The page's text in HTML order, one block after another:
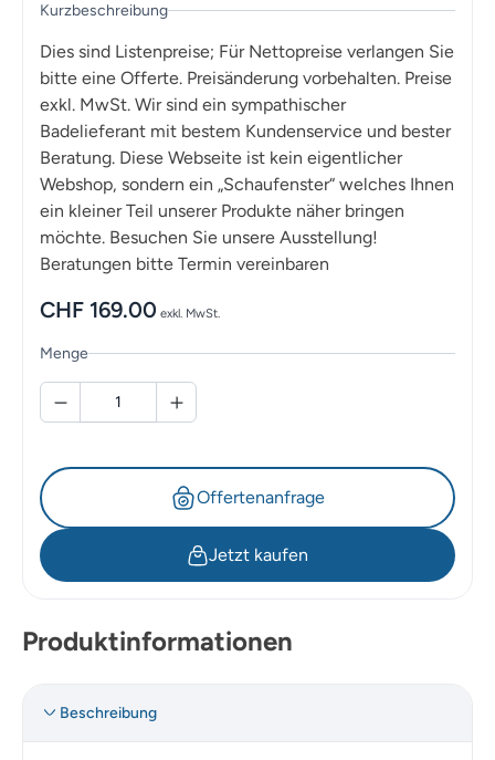
Kurzbeschreibung
Dies sind Listenpreise; Für Nettopreise verlangen Sie
bitte eine Offerte. Preisänderung vorbehalten. Preise
exkl. MwSt. Wir sind ein sympathischer
Badelieferant mit bestem Kundenservice und bester
Beratung. Diese Webseite ist kein eigentlicher
Webshop, sondern ein „Schaufenster“ welches Ihnen
ein kleiner Teil unserer Produkte näher bringen
möchte. Besuchen Sie unsere Ausstellung!
Beratungen bitte Termin vereinbaren
CHF 169.00 exkl. MwSt.
Menge
Offertenanfrage
Jetzt kaufen
Produktinformationen
Beschreibung